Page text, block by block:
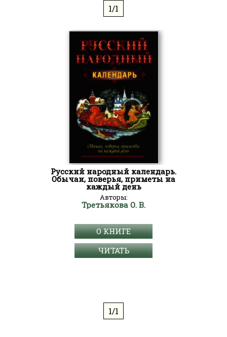
1/1
Русский народный календарь.
Обычаи, поверья, приметы на
каждый день
Авторы:
Третьякова О. В.
О КНИГЕ
ЧИТАТЬ
1/1